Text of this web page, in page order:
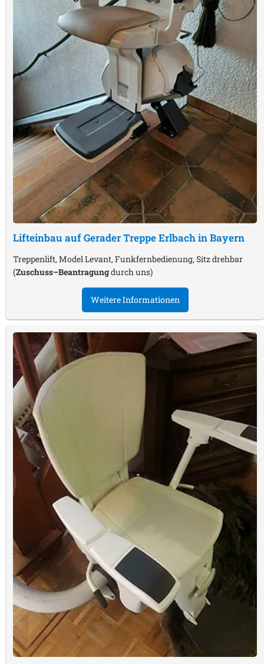
Lifteinbau auf Gerader TreppeErlbach in Bayern
Treppenlift, Model Levant, Funkfernbedienung, Sitz drehbar
(Zuschuss–Beantragungdurch uns)
Weitere Informationen